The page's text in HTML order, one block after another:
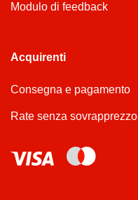
Modulo di feedback
Acquirenti
Consegna e pagamento
Rate senza sovrapprezzo